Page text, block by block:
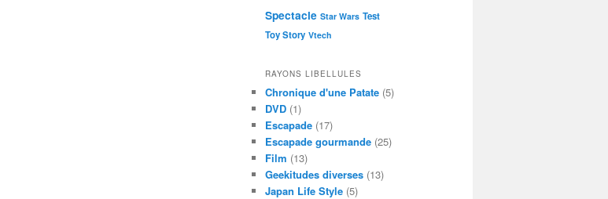
Spectacle Star Wars Test
Toy Story Vtech
RAYONS LIBELLULES
Chronique d'une Patate (5)
DVD (1)
Escapade (17)
Escapade gourmande (25)
Film (13)
Geekitudes diverses (13)
Japan Life Style (5)